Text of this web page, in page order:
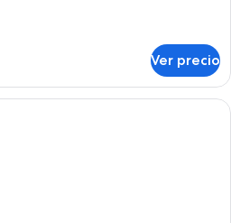
Ver precio
Habitación de hotel con dos camas,